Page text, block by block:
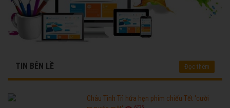
TIN BÊN LỀ Đọc thêm
Châu Tinh Trì hứa hẹn phim chiếu Tết 'cười